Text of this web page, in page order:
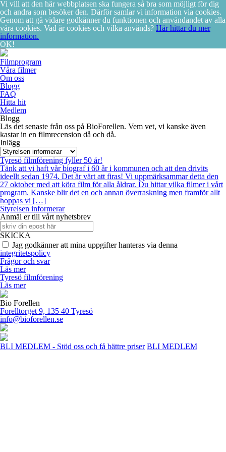
Vi vill att den här webbplatsen ska fungera så bra som möjligt för dig
och andra som besöker den. Därför samlar vi information via cookies.
Genom att gå vidare godkänner du funktionen och användandet av alla
våra cookies. Vad är cookies och vilka används? Här hittar du mer
information.
OK!
Filmprogram
Våra filmer
Om oss
Blogg
FAQ
Hitta hit
Medlem
Blogg
Läs det senaste från oss på BioForellen. Vem vet, vi kanske även
kastar in en filmrecension då och då.
Inlägg
Tyresö filmförening fyller 50 år!
Tänk att vi haft vår biograf i 60 år i kommunen och att den drivits
ideellt sedan 1974. Det är värt att firas! Vi uppmärksammar detta den
27 oktober med att köra film för alla åldrar. Du hittar vilka filmer i vårt
program. Kanske blir det en och annan överraskning men framför allt
hoppas vi […]
Styrelsen informerar
Anmäl er till vårt nyhetsbrev
SKICKA
Jag godkänner att mina uppgifter hanteras via denna
integritetspolicy
Frågor och svar
Läs mer
Tyresö filmförening
Läs mer
Bio Forellen
Forelltorget 9, 135 40 Tyresö
info@bioforellen.se
BLI MEDLEM - Stöd oss och få bättre priser BLI MEDLEM